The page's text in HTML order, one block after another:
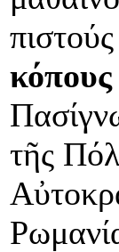
τῆς